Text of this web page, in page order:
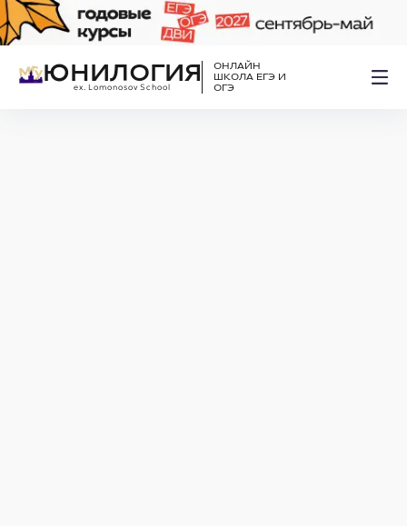
ЮНИЛОГИЯ
ex. Lomonosov School
ОНЛАЙН
ШКОЛА ЕГЭ И
ОГЭ